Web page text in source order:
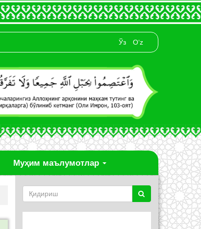
Ўз O‘z
Муҳим маълумотлар